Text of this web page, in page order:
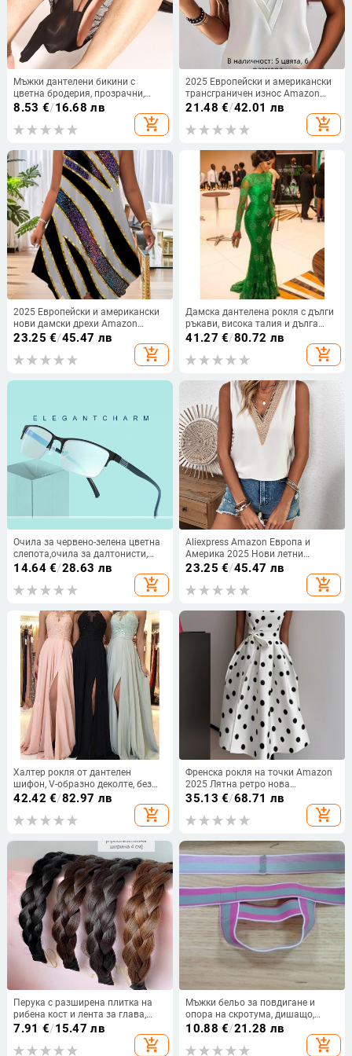
Мъжки дантелени бикини с
цветна бродерия, прозрачни,
дишащи, с средна талия
8.53 €/16.68 лв
add_shopping_cart
2025 Европейски и американски
трансграничен износ Amazon
Tiktok Доставка Чист цветен
многослоен V-образен деколте
голям размер дамски жилет
21.48 €/42.01 лв
add_shopping_cart
2025 Европейски и американски
нови дамски дрехи Amazon
Двойна презрамка с лятна
ежедневна асиметрична рокля с
кръгло деколте
23.25 €/45.47 лв
add_shopping_cart
Дамска дантелена рокля с дълги
ръкави, висока талия и дълга
пола, плат: дантела, 95%
41.27 €/80.72 лв
add_shopping_cart
Очила за червено-зелена цветна
слепота,очила за далтонисти,
полубезрамкови, унисекс,
корекция на цветното зрение,
свързани с работата,
слепота
14.64€/28.63 лв
add_shopping_cart
Aliexpress Amazon Европа и
Америка 2025 Нови летни
дантелени топове с V-образно
деколте, дамски, чистоцветни, без
ръкави
23.25 €/45.47 лв
add_shopping_cart
Халтер рокля от дантелен
шифон, V-образно деколте, без
ръкави, дълга рокля А-линия с
42.42 €/82.97 лв
add_shopping_cart
Френска рокля на точки Amazon
2025 Лятна ретро нова
темпераментна талия Тънка
35.13 €/68.71 лв
add_shopping_cart
Перука с разширена плитка на
рибена кост и лента за глава,
четири нишкова плитка, аксесоар
7.91 €/15.47 лв
add_shopping_cart
Мъжки бельо за повдигане и
опора на скротума, дишащо,
антибактериално, еластичен
10.88 €/21.28 лв
add_shopping_cart